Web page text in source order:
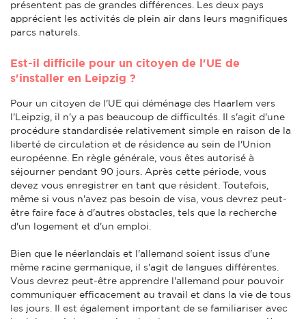
présentent pas de grandes différences. Les deux pays
apprécient les activités de plein air dans leurs magnifiques
parcs naturels.
Est-il difficile pour un citoyen de l'UE de
s'installer en Leipzig ?
Pour un citoyen de l'UE qui déménage des Haarlem vers
l'Leipzig, il n'y a pas beaucoup de difficultés. Il s'agit d'une
procédure standardisée relativement simple en raison de la
liberté de circulation et de résidence au sein de l'Union
européenne. En règle générale, vous êtes autorisé à
séjourner pendant 90 jours. Après cette période, vous
devez vous enregistrer en tant que résident. Toutefois,
même si vous n'avez pas besoin de visa, vous devrez peut-
être faire face à d'autres obstacles, tels que la recherche
d'un logement et d'un emploi.
Bien que le néerlandais et l'allemand soient issus d'une
même racine germanique, il s'agit de langues différentes.
Vous devrez peut-être apprendre l'allemand pour pouvoir
communiquer efficacement au travail et dans la vie de tous
les jours. Il est également important de se familiariser avec